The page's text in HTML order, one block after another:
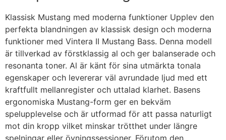
Klassisk Mustang med moderna funktioner Upplev den
perfekta blandningen av klassisk design och moderna
funktioner med Vintera II Mustang Bass. Denna modell
är tillverkad av förstklassig al och ger balanserade och
resonanta toner. Al är känt för sina utmärkta tonala
egenskaper och levererar väl avrundade ljud med ett
kraftfullt mellanregister och uttalad klarhet. Basens
ergonomiska Mustang-form ger en bekväm
spelupplevelse och är utformad för att passa naturligt
mot din kropp vilket minskar trötthet under längre